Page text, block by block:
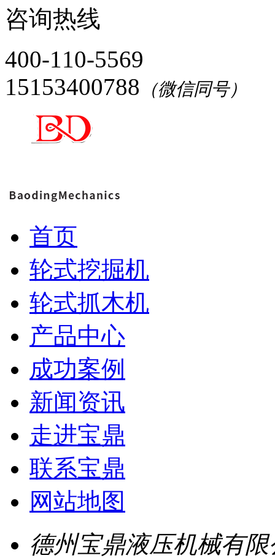
咨询热线
400-110-5569
15153400788 （微信同号）
首页
轮式挖掘机
轮式抓木机
产品中心
成功案例
新闻资讯
走进宝鼎
联系宝鼎
网站地图
德州宝鼎液压机械有